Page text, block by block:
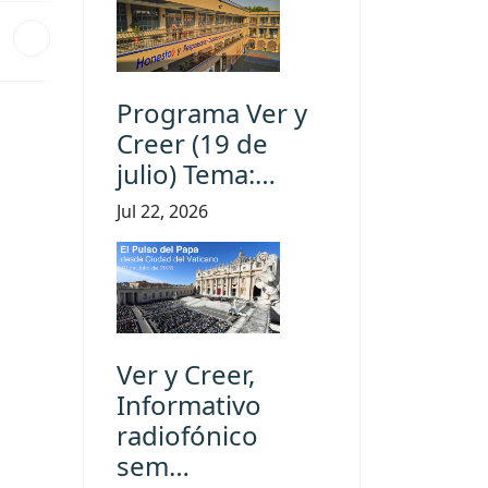
Programa Ver y
Creer (19 de
julio) Tema:…
Jul 22, 2026
Ver y Creer,
Informativo
radiofónico
sem…